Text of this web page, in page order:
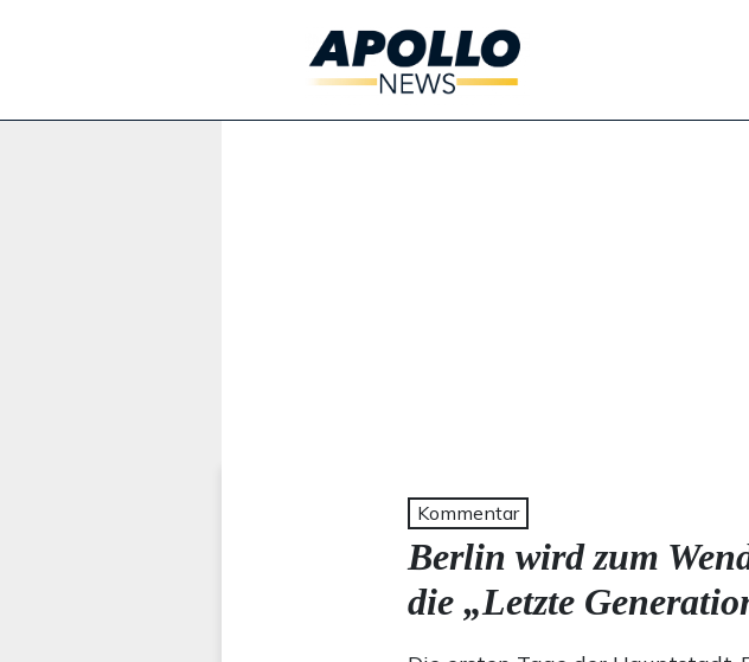
Kommentar
Berlin wird zum
die „Letzte